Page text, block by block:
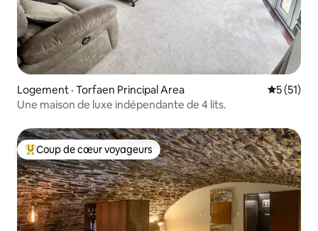
Logement · Torfaen Principal Area Note
5 (51)
Une maison de luxe indépendante de 4 lits.
Coup de cœur voyageurs parmi les plus aimés
Coup de cœur voyageurs